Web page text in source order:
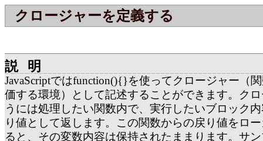
クロージャーを定義する
説明
JavaScriptではfunction(){}を使ってクロージャー（
価する環境）として記述することができます。ク
うには処理したい関数内で、実行したいブロック
り値として返します。この関数からの戻り値をロ
ると、その変数内容は保持されたままります。サ